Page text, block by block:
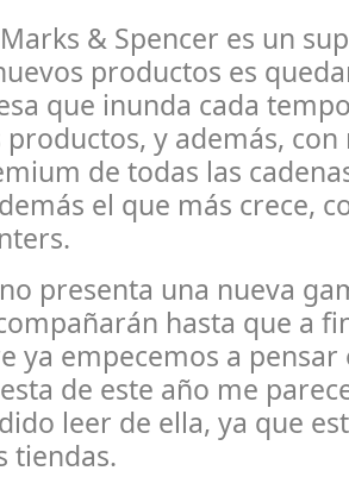
& Spencer es un
productos es
que inunda cada
y además, con
de todas las
el que más crece,
presenta una nueva
hasta que a
ya empecemos a pensar
de este año me
leer de ella, ya que
tiendas.